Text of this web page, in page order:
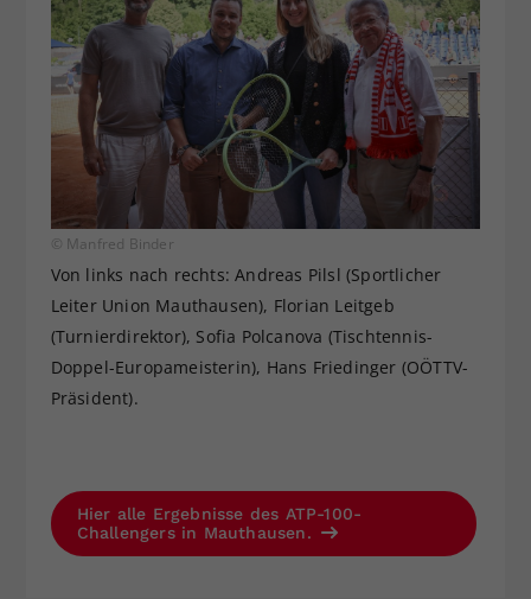
© Manfred Binder
Von links nach rechts: Andreas Pilsl (Sportlicher
Leiter Union Mauthausen), Florian Leitgeb
(Turnierdirektor), Sofia Polcanova (Tischtennis-
Doppel-Europameisterin), Hans Friedinger (OÖTTV-
Präsident).
Hier alle Ergebnisse des ATP-100-
Challengers in Mauthausen.